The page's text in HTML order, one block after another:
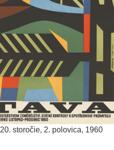
20. storočie, 2. polovica, 1960